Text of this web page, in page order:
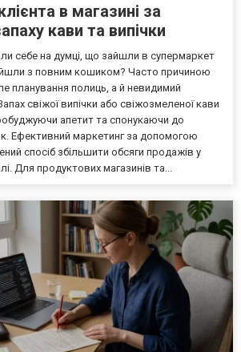
в магазині за
кави та випічки
себе на думці, що зайшли в супермаркет
з повним кошиком? Часто причиною
планування полиць, а й невидимий
свіжої випічки або свіжозмеленої кави
апетит та спонукаючи до
Ефективний маркетинг за допомогою
спосіб збільшити обсяги продажів у
Для продуктових магазинів та...